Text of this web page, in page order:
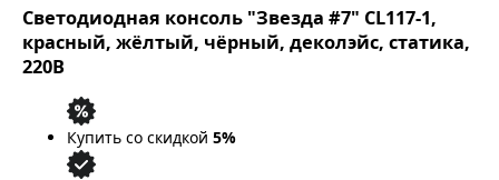
Светодиодная консоль "Звезда #7" CL117-1,
красный, жёлтый, чёрный, деколэйс, статика,
220В
Купить со скидкой 5%